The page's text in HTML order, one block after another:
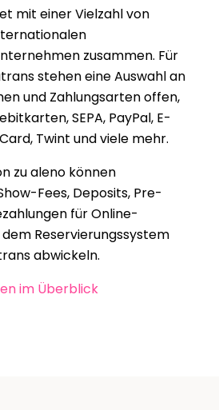
mit einer Vielzahl von
zusammen. Für
stehen eine Auswahl an
und Zahlungsarten offen,
SEPA, PayPal, E-
Twint und viele mehr.
zu aleno können
Fees, Deposits, Pre-
für Online-
Reservierungssystem
abwickeln.
im Überblick